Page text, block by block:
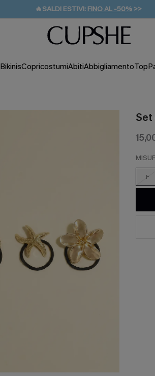
🔥SALDI ESTIVI: FINO AL -50% >>
🚚SPEDIZIONE GRATUITA DA 49€
💌REGALO PER I NUOVI: 20% DI SCONTO*
BikinisCopricostumiAbitiAbbigliamentoTop
Set
F